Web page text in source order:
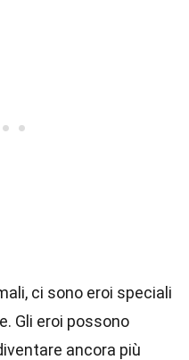
ci sono eroi speciali
Gli eroi possono
ancora più